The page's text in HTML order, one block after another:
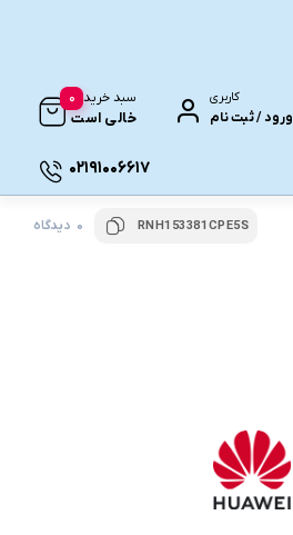
کاربری
ورود / ثبت نام
سبد خرید
خالی است
0
02191006617
RNH153381CPE5S 0 دیدگاه